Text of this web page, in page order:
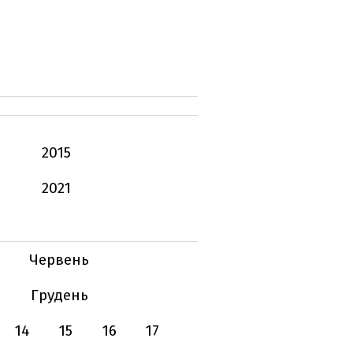
2015
2021
Червень
Грудень
14
15 16 17